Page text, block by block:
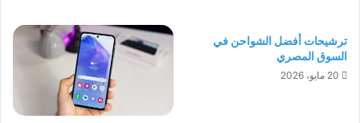
ترشيحات أفضل الشواحن في
السوق المصري
20 مايو، 2026